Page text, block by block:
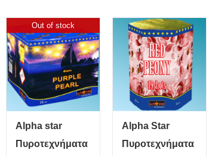
Out of stock
Alpha star
Πυροτεχνήματα
Alpha Star
Πυροτεχνήματα